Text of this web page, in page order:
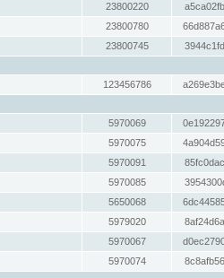
23800220
23800780
23800745
123456786
5970069
5970075
5970091
5970085
5650068
5979020
5970067
5970074